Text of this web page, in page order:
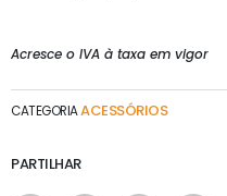
Acresce o IVA à taxa em vigor
CATEGORIAACESSÓRIOS
PARTILHAR